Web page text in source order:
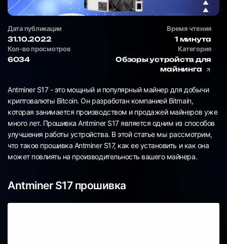
Дата публикации
31.10.2022
Время чтения
1 минута
Кол-во просмотров
6034
Категория
Обзоры устройств для
майнинга
Antminer S17 - это мощный и популярный майнер для добычи
криптовалюты Bitcoin. Он разработан компанией Bitmain,
которая занимается производством и продажей майнеров уже
много лет. Прошивка Antminer S17 является одним из способов
улучшения работы устройства. В этой статье мы рассмотрим,
что такое прошивка Antminer S17, как ее установить и как она
может повлиять на производительность вашего майнера.
Antminer S17 прошивка